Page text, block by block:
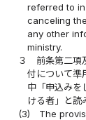
referred to
canceling
any other
ministry.
３
前条第二項
付について準
中「申込みを
ける者」と読
(3)
The